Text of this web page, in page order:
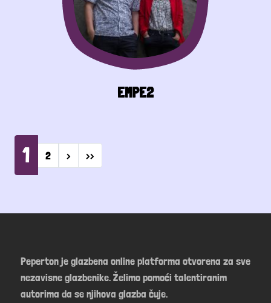
EMPE2
Pagination
1 2 › Next page
››
Peperton je glazbena online platforma otvorena za sve
nezavisne glazbenike. Želimo pomoći talentiranim
autorima da se njihova glazba čuje.